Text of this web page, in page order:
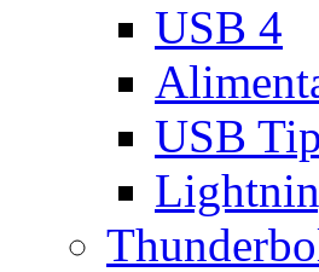
USB 4
USB